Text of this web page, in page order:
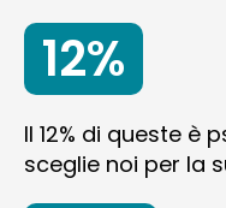
12%
Il 12% di queste
sceglie noi per la